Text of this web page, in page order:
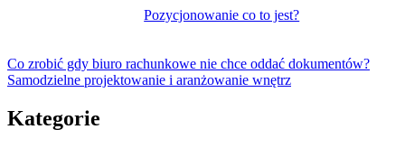
Pozycjonowanie co to jest?
Co zrobić gdy biuro rachunkowe nie chce oddać dokumentów?
Samodzielne projektowanie i aranżowanie wnętrz
Kategorie